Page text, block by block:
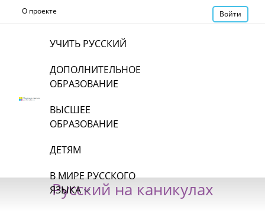
О проекте Войти
УЧИТЬ РУССКИЙ
ДОПОЛНИТЕЛЬНОЕ
ОБРАЗОВАНИЕ
ВЫСШЕЕ
ОБРАЗОВАНИЕ
ДЕТЯМ
В МИРЕ РУССКОГО
ЯЗЫКА
Русский на каникулах